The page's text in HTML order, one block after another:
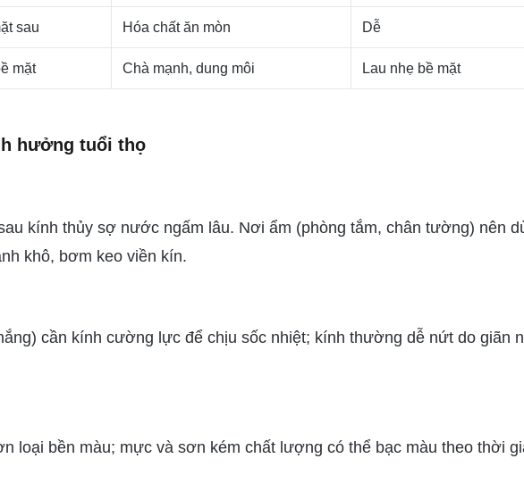
sau Hóa chất ăn mòn Dễ
mặt Chà mạnh, dung môi Lau nhẹ bề mặt
hưởng tuổi thọ
kính thủy sợ nước ngấm lâu. Nơi ẩm (phòng tắm, chân tường) nên
khô, bơm keo viền kín.
cần kính cường lực để chịu sốc nhiệt; kính thường dễ nứt do giãn
loại bền màu; mực và sơn kém chất lượng có thể bạc màu theo thời